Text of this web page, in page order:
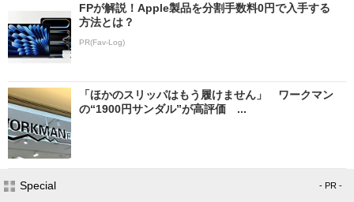
FPが解説！Apple製品を分割手数料0円で入手する
方法とは？
PR(Fav-Log)
「ほかのスリッパはもう履けません」 ワークマン
の“1900円サンダル”が高評価 ...
Special - PR -